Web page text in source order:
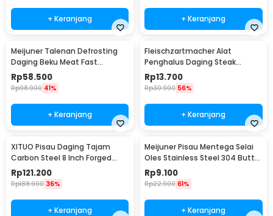
+ Keranjang + Keranjang
Meijuner Talenan Defrosting
Daging Beku Meat Fast
Thawing Board Size L - H-748
Rp58.500
Rp98.900 41%
+ Keranjang
Fleischzartmacher Alat
Penghalus Daging Steak
Tenderizer Beef Needle -
SKP245
Rp13.700
Rp30.900 56%
+ Keranjang
XITUO Pisau Daging Tajam
Carbon Steel 8 Inch Forged
Cleaver Knife - LZJ-9
Rp121.200
Rp188.900 36%
+ Keranjang
Meijuner Pisau Mentega Selai
Oles Stainless Steel 304 Butter
Knife - SS430
Rp9.100
Rp22.900 61%
+ Keranjang